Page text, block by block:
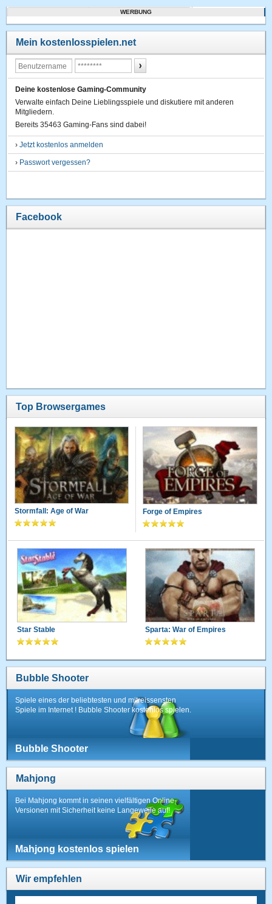
WERBUNG
Mein kostenlosspielen.net
Deine kostenlose Gaming-Community
Verwalte einfach Deine Lieblingsspiele und diskutiere mit anderen
Mitgliedern.
Bereits 35463 Gaming-Fans sind dabei!
›Jetzt kostenlos anmelden
› Passwort vergessen?
Facebook
Top Browsergames
Stormfall: Age of War Forge of Empires
Star Stable Sparta: War of Empires
Bubble Shooter
Spiele eines der beliebtesten und mitreissensten
Spiele im Internet ! Bubble Shooter kostenlos spielen.
Bubble Shooter
Mahjong
Bei Mahjong kommt in seinen vielfältigen Online-
Versionen mit Sicherheit keine Langeweile auf!
Mahjong kostenlos spielen
Wir empfehlen